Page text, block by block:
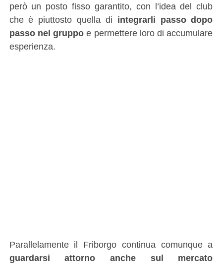
però un posto fisso garantito, con l’idea del club
che è piuttosto quella di integrarli passo dopo
passo nel gruppo e permettere loro di accumulare
esperienza.
Parallelamente il Friborgo continua comunque a
guardarsi attorno anche sul mercato